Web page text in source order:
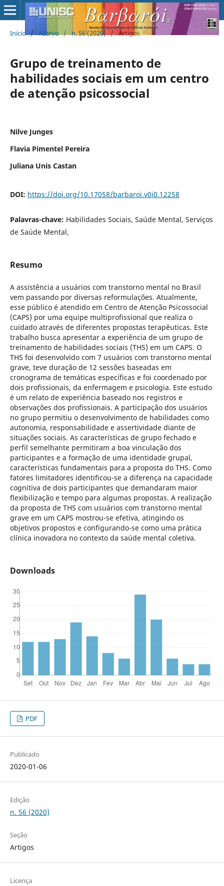
Início / Acervo / n. 56 (2020) / Artigos
Grupo de treinamento de
habilidades sociais em um centro
de atenção psicossocial
Nilve Junges
Flavia Pimentel Pereira
Juliana Unis Castan
DOI: https://doi.org/10.17058/barbaroi.v0i0.12258
Palavras-chave: Habilidades Sociais, Saúde Mental, Serviços
de Saúde Mental,
Resumo
A assistência a usuários com transtorno mental no Brasil
vem passando por diversas reformulações. Atualmente,
esse público é atendido em Centro de Atenção Psicossocial
(CAPS) por uma equipe multiprofissional que realiza o
cuidado através de diferentes propostas terapêuticas. Este
trabalho busca apresentar a experiência de um grupo de
treinamento de habilidades sociais (THS) em um CAPS. O
THS foi desenvolvido com 7 usuários com transtorno mental
grave, teve duração de 12 sessões baseadas em
cronograma de temáticas específicas e foi coordenado por
dois profissionais, da enfermagem e psicologia. Este estudo
é um relato de experiência baseado nos registros e
observações dos profissionais. A participação dos usuários
no grupo permitiu o desenvolvimento de habilidades como
autonomia, responsabilidade e assertividade diante de
situações sociais. As características de grupo fechado e
perfil semelhante permitiram a boa vinculação dos
participantes e a formação de uma identidade grupal,
características fundamentais para a proposta do THS. Como
fatores limitadores identificou-se a diferença na capacidade
cognitiva de dois participantes que demandaram maior
flexibilização e tempo para algumas propostas. A realização
da proposta de THS com usuários com transtorno mental
grave em um CAPS mostrou-se efetiva, atingindo os
objetivos propostos e configurando-se como uma prática
clínica inovadora no contexto da saúde mental coletiva.
Downloads
PDF
Publicado
2020-01-06
Edição
n. 56 (2020)
Seção
Artigos
Licença